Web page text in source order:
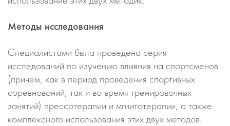
Методы исследования
Специалистами была проведена серия
исследований по изучению влияния на спортсменов
(причем, как в период проведения спортивных
соревнований, так и во время тренировочных
занятий) прессотерапии и мгнитотерапии, а также
комплексного использования этих двух методов.